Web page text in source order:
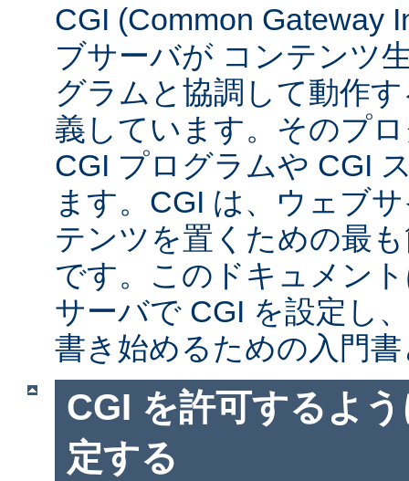
CGI (Common Gateway
ブサーバが コンテンツ
グラムと協調して動作
義しています。そのプ
CGI プログラムや CGI
ます。CGI は、ウェブ
テンツを置くための最
です。このドキュメン
サーバで CGI を設定し
書き始めるための入門
CGI を許可するよ
定する